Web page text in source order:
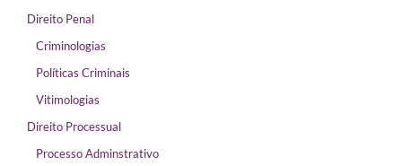
Direito Penal
Criminologias
Políticas Criminais
Vitimologias
Direito Processual
Processo Adminstrativo